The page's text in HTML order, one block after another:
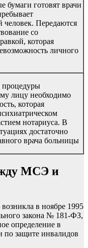
бумаги готовят врачи
человек. Передаются
со
которая
личного
процедуры
лицу необходимо
которая
нотариуса. В
достаточно
врача больницы
МСЭ и
в ноябре 1995
закона № 181-ФЗ,
определение в
по защите инвалидов